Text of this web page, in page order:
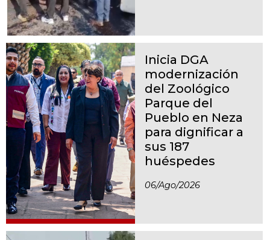
Inicia DGA
modernización
del Zoológico
Parque del
Pueblo en Neza
para dignificar a
sus 187
huéspedes
06/ago/2026